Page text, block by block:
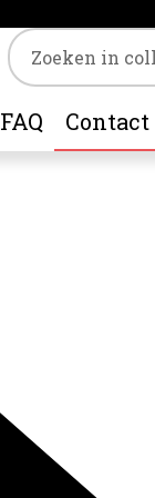
Trefwoord
FAQ Contact